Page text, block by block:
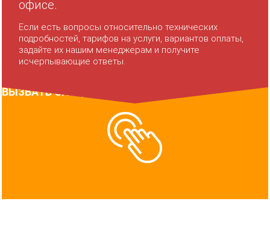
офисе.
Если есть вопросы относительно технических
подробностей, тарифов на услуги, вариантов оплаты,
задайте их нашим менеджерам и получите
исчерпывающие ответы.
ВЫЗВАТЬ СПЕЦИАЛИСТА